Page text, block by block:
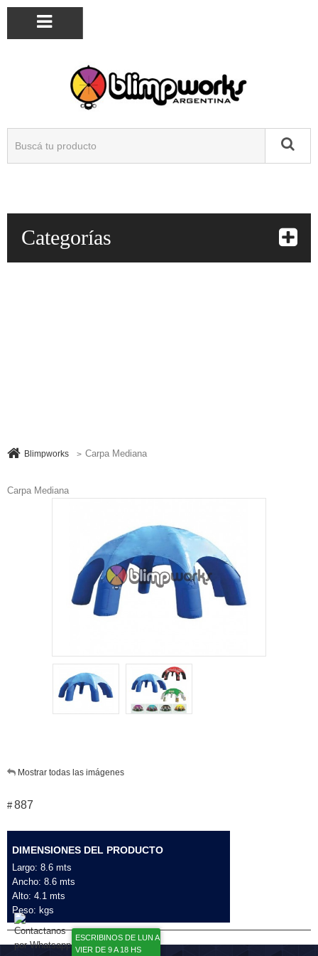
Categorías
Blimpworks > Carpa Mediana
Carpa Mediana
Mostrar todas las imágenes
# 887
DIMENSIONES DEL PRODUCTO
Largo: 8.6 mts
Ancho: 8.6 mts
Alto: 4.1 mts
Peso: kgs
ESCRIBINOS DE LUN A
VIER DE 9 A 18 HS